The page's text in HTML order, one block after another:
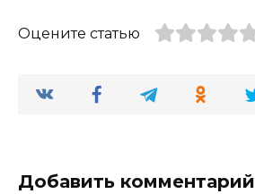
Оцените статью
Добавить комментарий